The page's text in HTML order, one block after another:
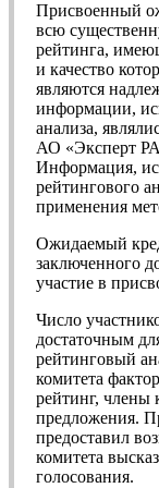
Присвоенный
всю
рейтинга,
и качество
являются
информации,
анализа,
АО «Эксперт
Информация,
рейтингового
применения
Ожидаемый
заключенного
участие в
Число
достаточным
рейтинговый
комитета
рейтинг, члены
предложения.
предоставил
комитета
голосования.